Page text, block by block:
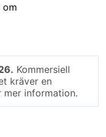
om
Kommersiell
kräver en
information.